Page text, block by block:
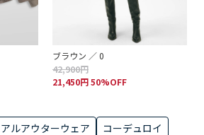
ブラウン ／ 0
42,900円
21,450円 50%OFF
ルアウターウェア
コーデュロイ